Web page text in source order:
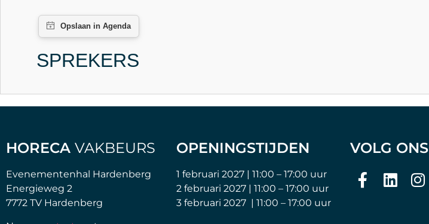
SPREKERS
HORECA VAKBEURS
Evenementenhal Hardenberg
Energieweg 2
7772 TV Hardenberg
OPENINGSTIJDEN
1 februari 2027 | 11:00 – 17:00 uur
2 februari 2027 | 11:00 – 17:00 uur
3 februari 2027 | 11:00 – 17:00 uur
VOLG ONS